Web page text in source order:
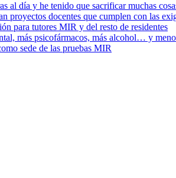
al día y he tenido que sacrificar muchas
proyectos docentes que cumplen con las
para tutores MIR y del resto de residentes
más psicofármacos, más alcohol… y
sede de las pruebas MIR